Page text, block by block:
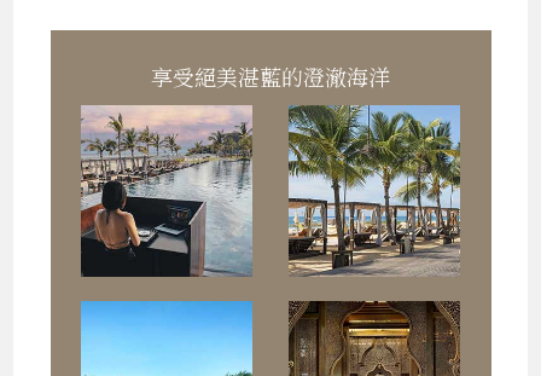
享受絕美湛藍的澄澈海洋